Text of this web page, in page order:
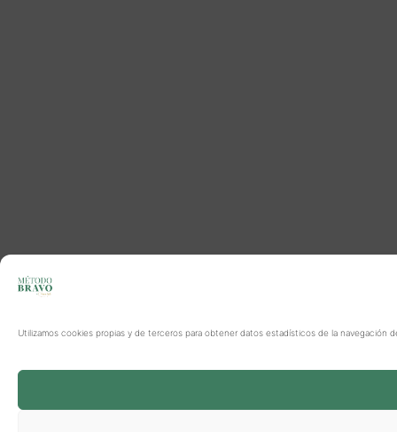
Utilizamos cookies propias y de terceros para obtener datos estadísticos de la navegación